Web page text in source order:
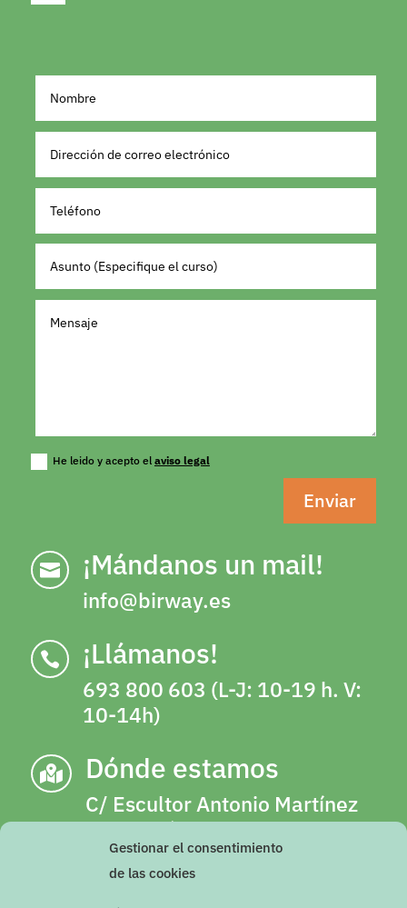
Gestionar el consentimiento
de las cookies
He leido y acepto el aviso legal
Enviar
 ¡Mándanos un mail!
info@birway.es
 ¡Llámanos!
693 800 603 (L-J: 10-19 h. V:
10-14h)
 Dónde estamos
C/ Escultor Antonio Martínez
Olalla, número 2, 18003,
Granada (Junto a gimnasio
YO10 de Camino de Ronda)